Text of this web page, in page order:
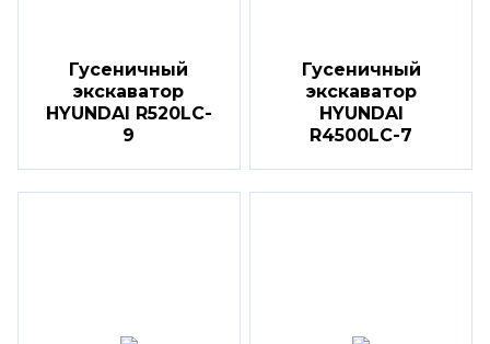
Гусеничный
экскаватор
HYUNDAI R520LC-
9
Гусеничный
экскаватор
HYUNDAI
R4500LC-7